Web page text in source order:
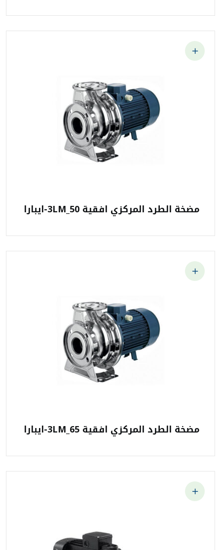
مضخة الطرد المركزي افقية 3LM_50-ايبارا
مضخة الطرد المركزي افقية 3LM_65-ايبارا